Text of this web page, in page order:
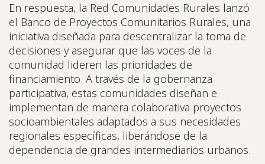
En respuesta, la Red Comunidades Rurales lanzó
el Banco de Proyectos Comunitarios Rurales, una
iniciativa diseñada para descentralizar la toma de
decisiones y asegurar que las voces de la
comunidad lideren las prioridades de
financiamiento. A través de la gobernanza
participativa, estas comunidades diseñan e
implementan de manera colaborativa proyectos
socioambientales adaptados a sus necesidades
regionales específicas, liberándose de la
dependencia de grandes intermediarios urbanos.